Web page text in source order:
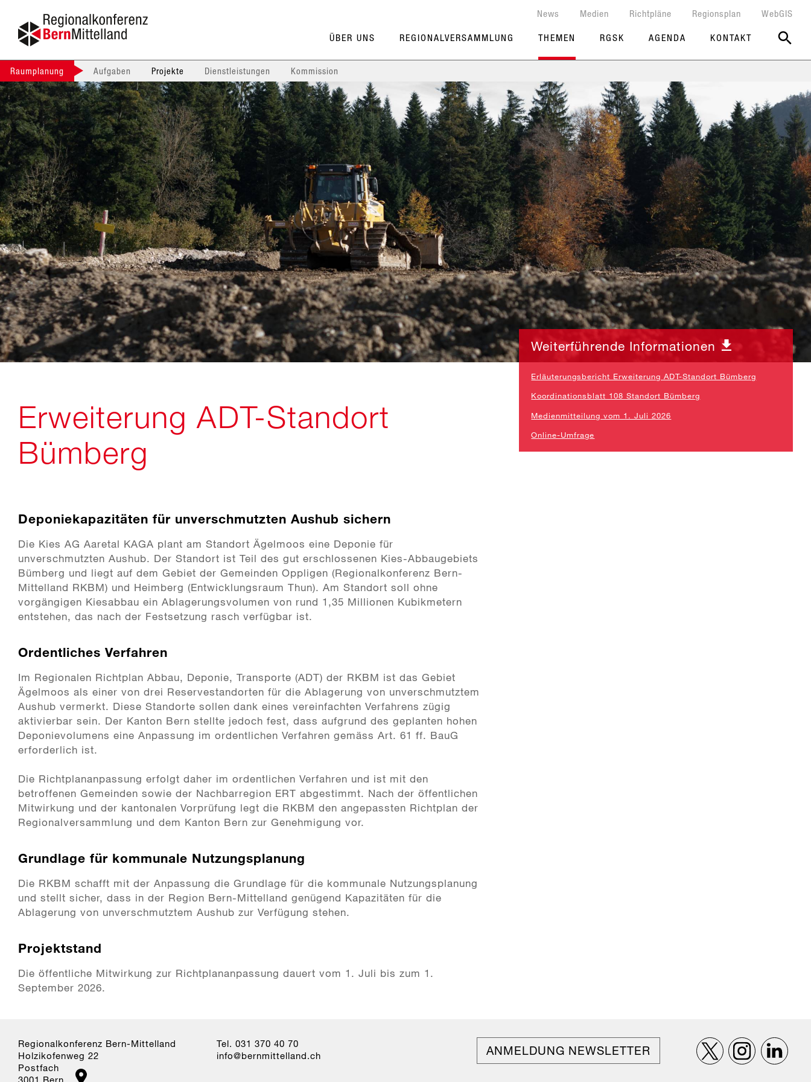
News Medien Richtpläne Regionsplan WebGIS
ÜBER UNS REGIONALVERSAMMLUNG THEMEN RGSK AGENDA KONTAKT
Raumplanung Aufgaben Projekte Dienstleistungen Kommission
Erweiterung ADT-Standort
Bümberg
Deponiekapazitäten für unverschmutzten Aushub sichern
Die Kies AG Aaretal KAGA plant am Standort Ägelmoos eine Deponie für
unverschmutzten Aushub. Der Standort ist Teil des gut erschlossenen Kies-Abbaugebiets
Bümberg und liegt auf dem Gebiet der Gemeinden Oppligen (Regionalkonferenz Bern-
Mittelland RKBM) und Heimberg (Entwicklungsraum Thun). Am Standort soll ohne
vorgängigen Kiesabbau ein Ablagerungsvolumen von rund 1,35 Millionen Kubikmetern
entstehen, das nach der Festsetzung rasch verfügbar ist.
Ordentliches Verfahren
Im Regionalen Richtplan Abbau, Deponie, Transporte (ADT) der RKBM ist das Gebiet
Ägelmoos als einer von drei Reservestandorten für die Ablagerung von unverschmutztem
Aushub vermerkt. Diese Standorte sollen dank eines vereinfachten Verfahrens zügig
aktivierbar sein. Der Kanton Bern stellte jedoch fest, dass aufgrund des geplanten hohen
Deponievolumens eine Anpassung im ordentlichen Verfahren gemäss Art. 61 ff. BauG
erforderlich ist.
Die Richtplananpassung erfolgt daher im ordentlichen Verfahren und ist mit den
betroffenen Gemeinden sowie der Nachbarregion ERT abgestimmt. Nach der öffentlichen
Mitwirkung und der kantonalen Vorprüfung legt die RKBM den angepassten Richtplan der
Regionalversammlung und dem Kanton Bern zur Genehmigung vor.
Grundlage für kommunale Nutzungsplanung
Die RKBM schafft mit der Anpassung die Grundlage für die kommunale Nutzungsplanung
und stellt sicher, dass in der Region Bern-Mittelland genügend Kapazitäten für die
Ablagerung von unverschmutztem Aushub zur Verfügung stehen.
Projektstand
Die öffentliche Mitwirkung zur Richtplananpassung dauert vom 1. Juli bis zum 1.
September 2026.
Weiterführende Informationen
Erläuterungsbericht Erweiterung ADT-Standort Bümberg
Koordinationsblatt 108 Standort Bümberg
Medienmitteilung vom 1. Juli 2026
Online-Umfrage
Regionalkonferenz Bern-Mittelland
Holzikofenweg 22
Postfach
3001 Bern
Tel. 031 370 40 70
nf
b rnm tt ll nd ch ANMELDUNG NEWSLETTER